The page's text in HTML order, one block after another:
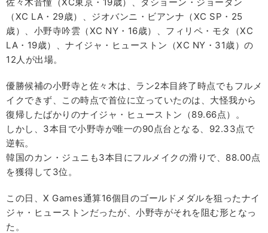
（XC LA・29歳）、ジオバンニ・ビアンナ（XC SP・25
歳）、小野寺吟雲（XC NY・16歳）、フィリペ・モタ（XC
LA・19歳）、ナイジャ・ヒューストン（XC NY・31歳）の
12人が出場。
優勝候補の小野寺と佐々木は、ラン2本目終了時点でもフルメ
イクできず、この時点で首位に立っていたのは、大怪我から
復帰したばかりのナイジャ・ヒューストン（89.66点）。
しかし、3本目で小野寺が唯一の90点台となる、92.33点で
逆転。
韓国のカン・ジュニも3本目にフルメイクの滑りで、88.00点
を獲得して3位。
この日、X Games通算16個目のゴールドメダルを狙ったナイ
ジャ・ヒューストンだったが、小野寺がそれを阻む形となっ
た。